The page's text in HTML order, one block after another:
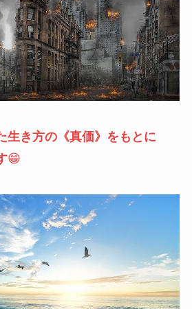
生き方の《真価》をもとに
😁